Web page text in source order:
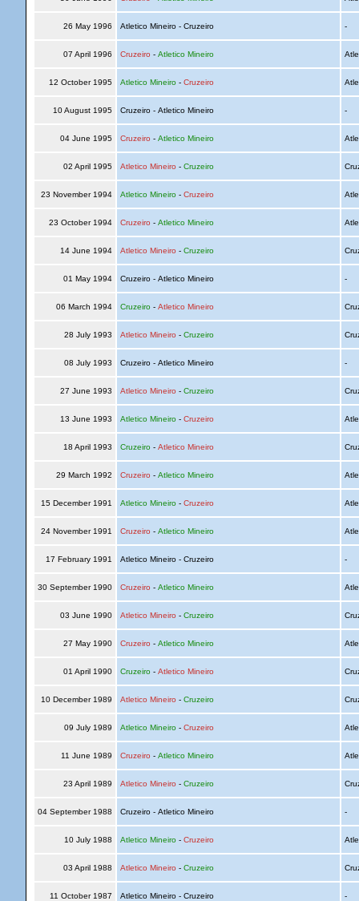
26 May 1996 Atletico Mineiro - Cruzeiro -
07 April 1996 Cruzeiro - Atletico Mineiro
12 October 1995 Atletico Mineiro- Cruzeiro
10 August 1995 Cruzeiro - Atletico Mineiro -
04 June 1995 Cruzeiro - Atletico Mineiro
02 April 1995 Atletico Mineiro - Cruzeiro
23 November 1994 Atletico Mineiro- Cruzeiro
23 October 1994 Cruzeiro - Atletico Mineiro
14 June 1994 Atletico Mineiro - Cruzeiro
01 May 1994 Cruzeiro - Atletico Mineiro -
06 March 1994 Cruzeiro- Atletico Mineiro
28 July 1993 Atletico Mineiro - Cruzeiro
08 July 1993 Cruzeiro - Atletico Mineiro -
27 June 1993 Atletico Mineiro - Cruzeiro
13 June 1993 Atletico Mineiro- Cruzeiro
18 April 1993 Cruzeiro- Atletico Mineiro
29 March 1992 Cruzeiro - Atletico Mineiro
15 December 1991 Atletico Mineiro- Cruzeiro
24 November 1991 Cruzeiro - Atletico Mineiro
17 February 1991 Atletico Mineiro - Cruzeiro -
30 September 1990 Cruzeiro - Atletico Mineiro
03 June 1990 Atletico Mineiro - Cruzeiro
27 May 1990 Cruzeiro - Atletico Mineiro
01 April 1990 Cruzeiro- Atletico Mineiro
10 December 1989 Atletico Mineiro - Cruzeiro
09 July 1989 Atletico Mineiro- Cruzeiro
11 June 1989 Cruzeiro - Atletico Mineiro
23 April 1989 Atletico Mineiro - Cruzeiro
04 September 1988 Cruzeiro - Atletico Mineiro -
10 July 1988 Atletico Mineiro- Cruzeiro
03 April 1988 Atletico Mineiro - Cruzeiro
11 October 1987 Atletico Mineiro - Cruzeiro -